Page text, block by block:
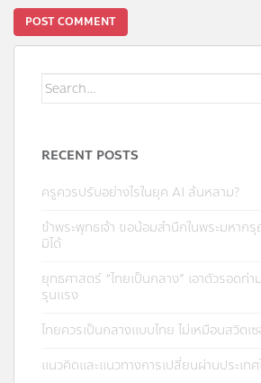
Search
for:
RECENT POSTS
ครูควรปรับอย่างไรในยุค AI ล้นหลาม?
ข้าพระพุทธเจ้า ขอน้อมสำนึกในพระมหา
มิได้
ยุทธศาสตร์ “ไทยเป็นกลาง” เอาตัวรอดท่
รุนแรง
ไทยควรเป็นกลางแบบไทย ไม่เหมือนสวิตเ
แนวคิดและแนวทางการเปลี่ยนผ่านประเทศ